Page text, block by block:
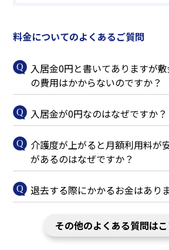
料金についてのよくあるご質問
入居金0円と書いてありますが
の費用はかからないのですか？
入居金が0円なのはなぜですか？
介護度が上がると月額利用料が
があるのはなぜですか？
退去する際にかかるお金はあり
その他のよくある質問は